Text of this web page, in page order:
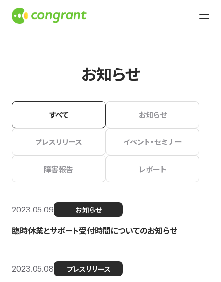
お知らせ
すべて お知らせ
プレスリリース イベント・セミナー
障害報告 レポート
2023.05.09 お知らせ
臨時休業とサポート受付時間についてのお知らせ
2023.05.08 プレスリリース